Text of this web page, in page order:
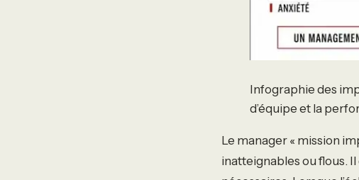
Infographie des
d’équipe et la
Le manager « mission
inatteignables ou flous.